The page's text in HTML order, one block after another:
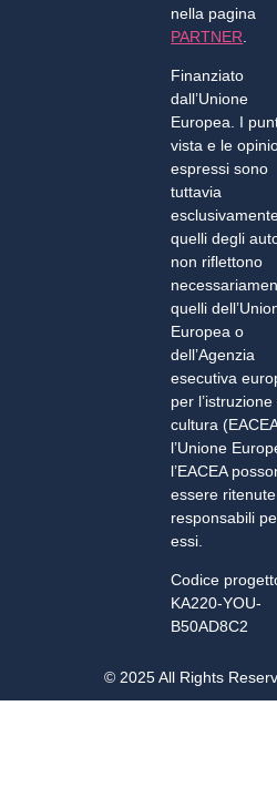
nella pagina
PARTNER
Finanziato
dall’Unione
Europea. I
vista e le
espressi sono
tuttavia
quelli degli
non riflettono
quelli
Europea o
dell’Agenzia
esecutiva
per l’istruzione
cultura
l’Unione
l’EACEA
essere ritenute
responsabili
essi.
Codice
KA220-YOU-
B50AD8C2
© 2025 All Rights